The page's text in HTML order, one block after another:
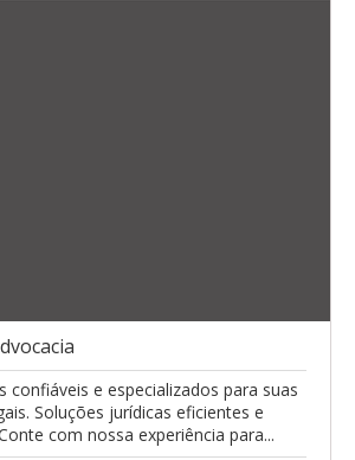
confiáveis e especializados para suas
Soluções jurídicas eficientes e
com nossa experiência para...